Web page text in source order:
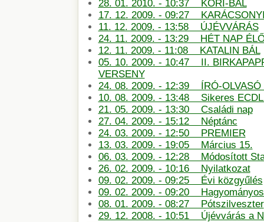
28. 01. 2010. - 10:37 KŐRI-BÁL
17. 12. 2009. - 09:27
11. 12. 2009. - 13:58 ÚJÉVVÁRÁS
24. 11. 2009. - 13:29 HÉT NAP
12. 11. 2009. - 11:08 KATALIN BÁL
05. 10. 2009. - 10:47 II.
VERSENY
24. 08. 2009. - 12:39 ÍRÓ-OLVASÓ
10. 08. 2009. - 13:48 Sikeres ECDL
21. 05. 2009. - 13:30 Családi nap
27. 04. 2009. - 15:12 Néptánc
24. 03. 2009. - 12:50 PREMIER
13. 03. 2009. - 19:05 Március 15.
06. 03. 2009. - 12:28 Módosított
26. 02. 2009. - 10:16 Nyilatkozat
09. 02. 2009. - 09:25 Évi közgyűlés
09. 02. 2009. - 09:20
08. 01. 2009. - 08:27 Pótszilveszter
29. 12. 2008. - 10:51 Újévvárás a